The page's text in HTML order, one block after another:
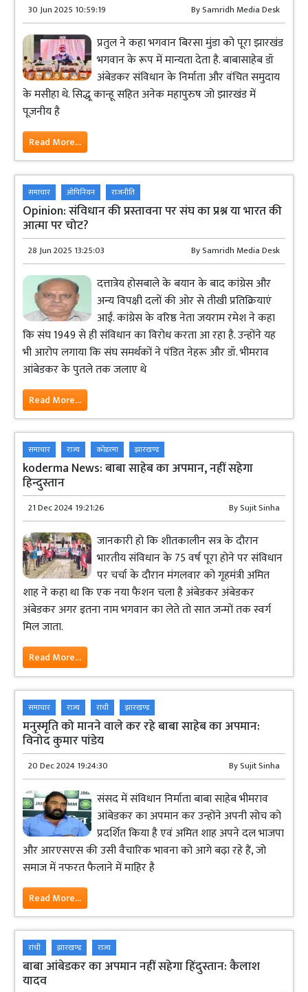
30 Jun 2025 10:59:19 BySamridh Media Desk
प्रतुल ने कहा भगवान बिरसा मुंडा को पूरा झारखंड
भगवान के रूप में मान्यता देता है. बाबासाहेब डॉ
अंबेडकर संविधान के निर्माता और वंचित समुदाय
के मसीहा थे. सिद्धू कान्हू सहित अनेक महापुरुष जो झारखंड में
पूजनीय है
Read More...
समाचार ओपिनियन राजनीति
Opinion: संविधान की प्रस्तावना पर संघ का प्रश्न या भारत की
आत्मा पर चोट?
28 Jun 2025 13:25:03 BySamridh Media Desk
दत्तात्रेय होसबाले के बयान के बाद कांग्रेस और
अन्य विपक्षी दलों की ओर से तीखी प्रतिक्रियाएं
आईं. कांग्रेस के वरिष्ठ नेता जयराम रमेश ने कहा
कि संघ 1949 से ही संविधान का विरोध करता आ रहा है. उन्होंने यह
भी आरोप लगाया कि संघ समर्थकों ने पंडित नेहरू और डॉ. भीमराव
आंबेडकर के पुतले तक जलाए थे
Read More...
समाचार राज्य कोडरमा झारखण्ड
koderma News: बाबा साहेब का अपमान, नहीं सहेगा
हिन्दुस्तान
21 Dec 2024 19:21:26 BySujit Sinha
जानकारी हो कि शीतकालीन सत्र के दौरान
भारतीय संविधान के 75 वर्ष पूरा होने पर संविधान
पर चर्चा के दौरान मंगलवार को गृहमंत्री अमित
शाह ने कहा था कि एक नया फैशन चला है अंबेडकर अंबेडकर
अंबेडकर अगर इतना नाम भगवान का लेते तो सात जन्मों तक स्वर्ग
मिल जाता.
Read More...
समाचार राज्य रांची झारखण्ड
मनुस्मृति को मानने वाले कर रहे बाबा साहेब का अपमान:
विनोद कुमार पांडेय
20 Dec 2024 19:24:30 BySujit Sinha
संसद में संविधान निर्माता बाबा साहेब भीमराव
आंबेडकर का अपमान कर उन्होंने अपनी सोच को
प्रदर्शित किया है एवं अमित शाह अपने दल भाजपा
और आरएसएस की उसी वैचारिक भावना को आगे बढ़ा रहे हैं, जो
समाज में नफरत फैलाने में माहिर है
Read More...
रांची झारखण्ड राज्य
बाबा आंबेडकर का अपमान नहीं सहेगा हिंदुस्तान: कैलाश
यादव